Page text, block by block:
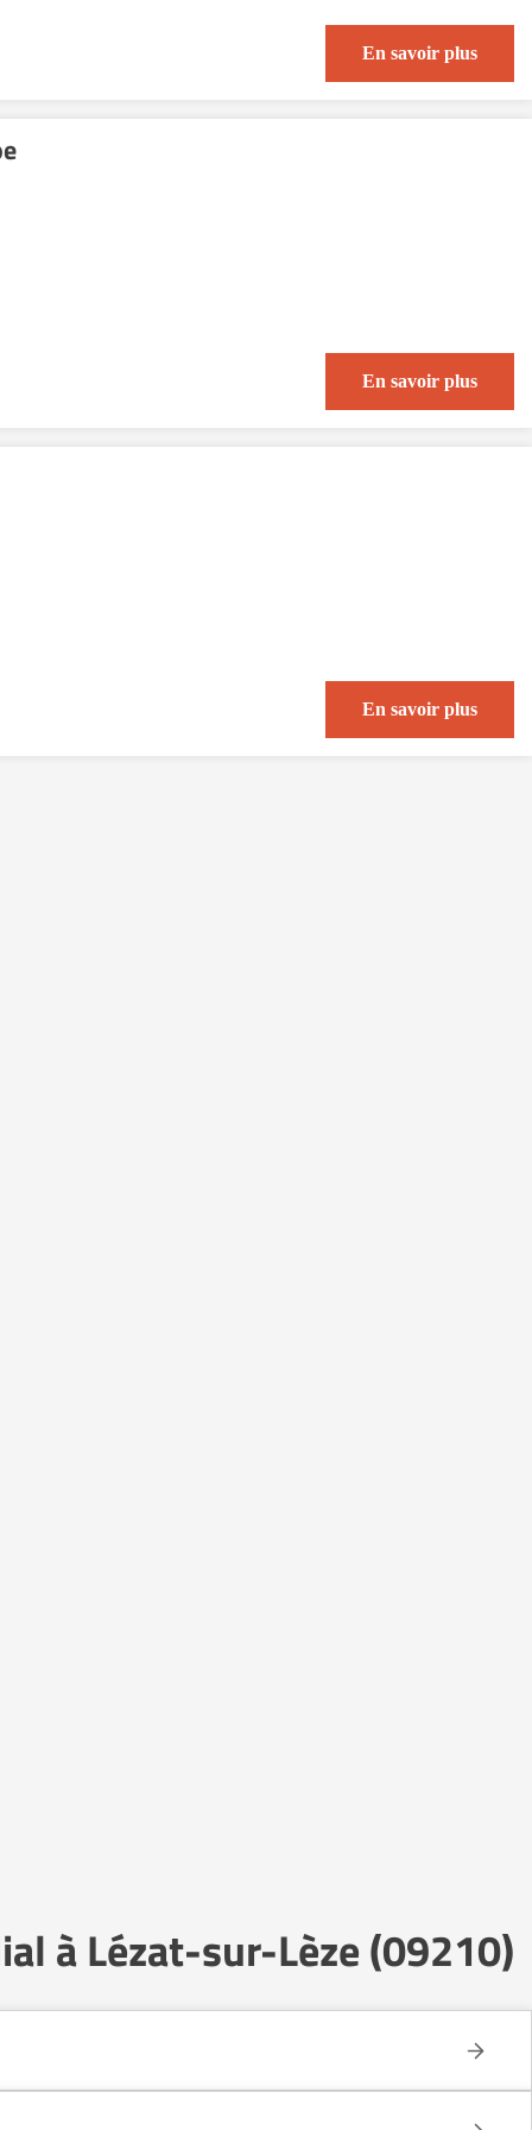
En savoir plus
En savoir plus
En savoir plus
à Lézat-sur-Lèze (09210)
celui d’un établissement collectif.